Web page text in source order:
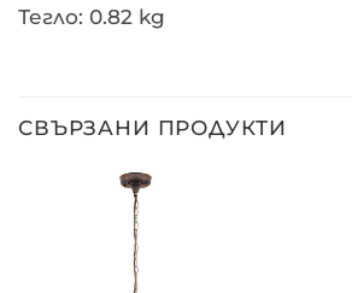
Тегло: 0.82 kg
СВЪРЗАНИ ПРОДУКТИ